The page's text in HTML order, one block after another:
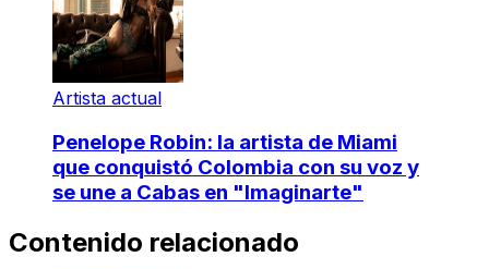
Artista actual
Penelope Robin: la artista de Miami
que conquistó Colombia con su voz y
se une a Cabas en "Imaginarte"
Contenido relacionado